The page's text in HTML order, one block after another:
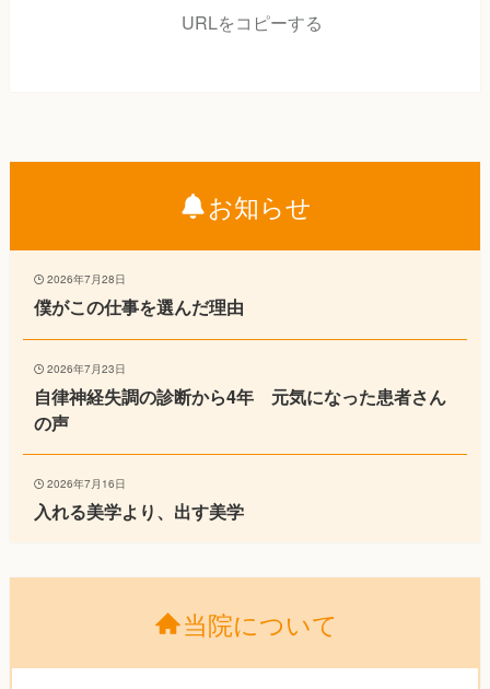
URLをコピーする
お知らせ
2026年7月28日
僕がこの仕事を選んだ理由
2026年7月23日
自律神経失調の診断から4年 元気になった患者さん
の声
2026年7月16日
入れる美学より、出す美学
当院について